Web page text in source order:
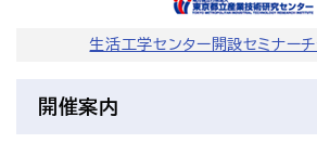
生活工学センター開設セミナーチ
開催案内